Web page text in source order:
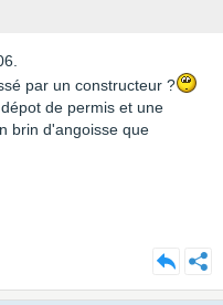
par un constructeur ?
de permis et une
brin d'angoisse que